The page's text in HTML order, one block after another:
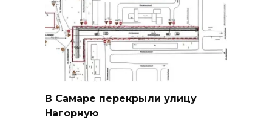
В Самаре перекрыли улицу
Нагорную